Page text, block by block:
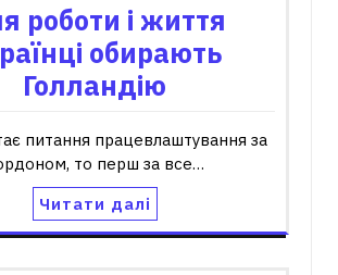
роботи і життя
обирають
Голландію
питання працевлаштування за
то перш за все…
Читати далі